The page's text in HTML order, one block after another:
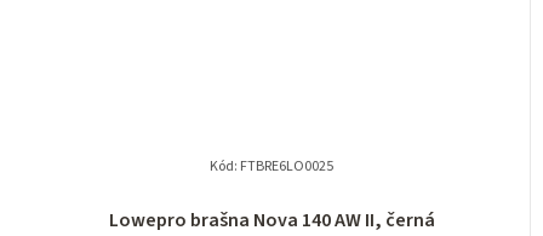
Lowepro brašna Nova 140 AW II, černá
Kód: FTBRE6LO0025